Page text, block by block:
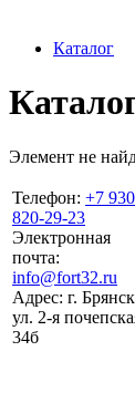
Каталог
Элемент не
Телефон: +7
820-29-23
Электронная
почта:
info@fort32.ru
Адрес: г.
ул. 2-я
34б